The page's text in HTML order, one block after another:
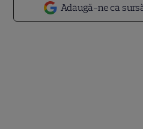
Adaugă-ne ca